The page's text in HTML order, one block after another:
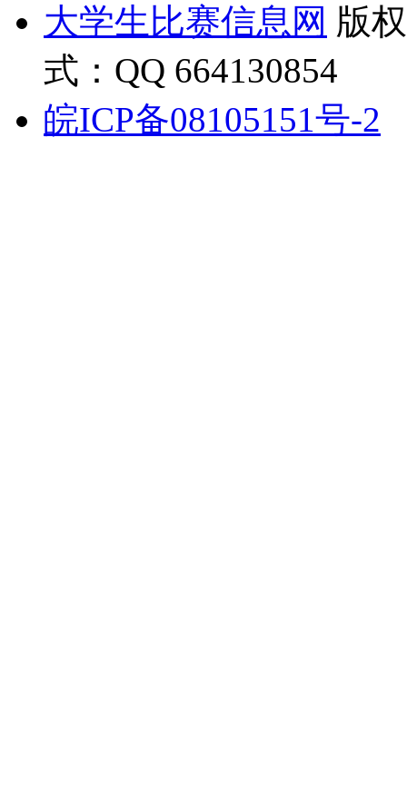
大学生比赛信息网 版
式：QQ 664130854
皖ICP备08105151号-2